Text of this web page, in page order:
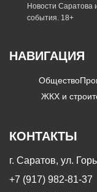
Новости Саратова
события. 18+
НАВИГАЦИЯ
Общество
ЖКХ и
КОНТАКТЫ
г. Саратов, ул.
+7 (917) 982-81-37